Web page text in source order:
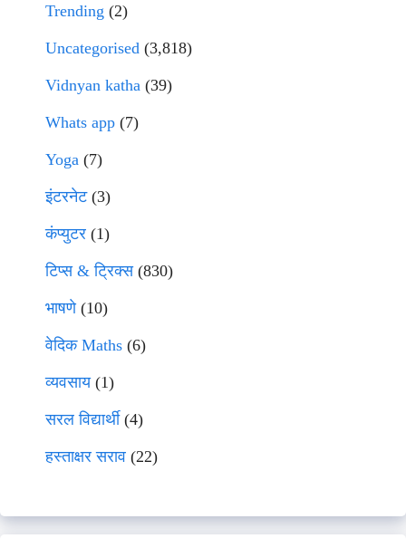
Trending (2)
Uncategorised (3,818)
Vidnyan katha (39)
Whats app (7)
Yoga (7)
इंटरनेट(3)
कंप्युटर (1)
टिप्स & ट्रिक्स(830)
भाषणे(10)
वेदिक Maths (6)
व्यवसाय(1)
सरल विद्यार्थी(4)
हस्ताक्षर सराव (22)